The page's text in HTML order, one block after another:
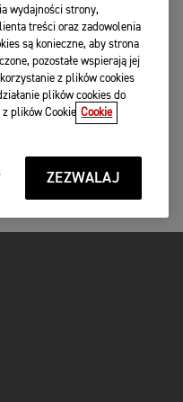
wydajności strony,
treści oraz zadowolenia
są konieczne, aby strona
pozostałe wspierają jej
z plików cookies
plików cookies do
plików Cookie Cookie
ZEZWALAJ